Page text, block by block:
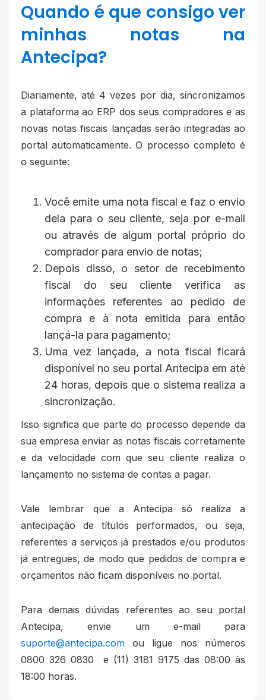
Quando é que consigo ver
minhas notas na
Antecipa?
Diariamente, até 4 vezes por dia, sincronizamos
a plataforma ao ERP dos seus compradores e as
novas notas fiscais lançadas serão integradas ao
portal automaticamente. O processo completo é
o seguinte:
Você emite uma nota fiscal e faz o envio
dela para o seu cliente, seja por e-mail
ou através de algum portal próprio do
comprador para envio de notas;
Depois disso, o setor de recebimento
fiscal do seu cliente verifica as
informações referentes ao pedido de
compra e à nota emitida para então
lançá-la para pagamento;
Uma vez lançada, a nota fiscal ficará
disponível no seu portal Antecipa em até
24 horas, depois que o sistema realiza a
sincronização.
Isso significa que parte do processo depende da
sua empresa enviar as notas fiscais corretamente
e da velocidade com que seu cliente realiza o
lançamento no sistema de contas a pagar.
Vale lembrar que a Antecipa só realiza a
antecipação de títulos performados, ou seja,
referentes a serviços já prestados e/ou produtos
já entregues, de modo que pedidos de compra e
orçamentos não ficam disponíveis no portal.
Para demais dúvidas referentes ao seu portal
Antecipa, envie um e-mail para
suporte@antecipa.com ou ligue nos números
0800 326 0830 e (11) 3181 9175 das 08:00 às
18:00 horas.